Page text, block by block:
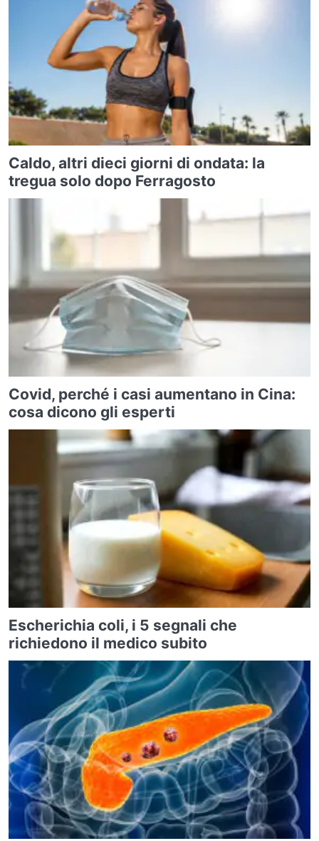
Caldo, altri dieci giorni di ondata: la
tregua solo dopo Ferragosto
Covid, perché i casi aumentano in Cina:
cosa dicono gli esperti
Escherichia coli, i 5 segnali che
richiedono il medico subito